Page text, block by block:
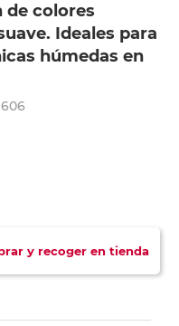
de colores
Ideales para
húmedas en
y recoger en tienda